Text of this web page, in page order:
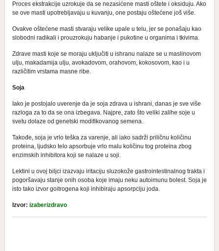
Proces ekstrakcije uzrokuje da se nezasićene masti oštete i oksiduju. Ako
se ove masti upotrebljavaju u kuvanju, one postaju oštećene još više.
Ovakve oštećene masti stvaraju velike upale u telu, jer se ponašaju kao
slobodni radikali i prouzrokuju habanje i pukotine u organima i tkivima.
Zdrave masti koje se moraju uključiti u ishranu nalaze se u maslinovom
ulju, makadamija ulju, avokadovom, orahovom, kokosovom, kao i u
različitim vrstama masne ribe.
Soja
Iako je postojalo uverenje da je soja zdrava u ishrani, danas je sve više
razloga za to da se ona izbegava. Najpre, zato što veliki zalihe soje u
svetu dolaze od genetski modifikovanog semena.
Takođe, soja je vrlo teška za varenje, ali iako sadrži priličnu količinu
proteina, ljudsko telo apsorbuje vrlo malu količinu tog proteina zbog
enzimskih inhibitora koji se nalaze u soji.
Lektini u ovoj biljci izazvaju iritaciju sluzokože gastrointestinalnog trakta i
pogoršavaju stanje onih osoba koje imaju neku autoimunu bolest. Soja je
isto tako izvor goitrogena koji inhibiraju apsorpciju joda.
Izvor: izaberizdravo